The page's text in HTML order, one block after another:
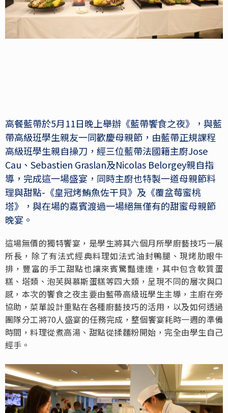
高餐藍帶於5月11日晚上舉辦《藍帶饗食之夜》，與藍
帶高級班學生親友一同歡慶母親節，由藍帶正規課程
高級班學生親自操刀，經三位藍帶法國籍主廚Jose
Cau、Sebastien Graslan及Nicolas Belorgey親自指
導，完成這一場盛宴，同時主廚也特製一道母親節料
理與甜點-《皇冠烤鮪魚佐干貝》及《覆盆莓蜜桃
塔》，與在場的嘉賓渡過一場絕無僅有的甜蜜母親節
晚宴。
這場無價的獨特饗宴，是學生將其六個月所學廚藝技巧一展
所長，除了有法式經典料理如法式油封鴨腿、現烤肋眼牛
排，豐富的手工甜點也讓來賓驚豔連連，其中包含軟質蛋
糕、塔類、泡芙與慕斯蛋糕等四大類，呈現不同的層次與口
感，本次的饗食之夜主要由藍帶高級班學生主導，主廚在旁
協助，菜單設計重點在各種廚藝技巧的活用，以及如何透過
團隊分工將70人盛宴的任務完成，整個饗宴耗時一週的準備
時間，料理從煮高湯、甜點從揉麵粉開始，完全由學生自己
經手。